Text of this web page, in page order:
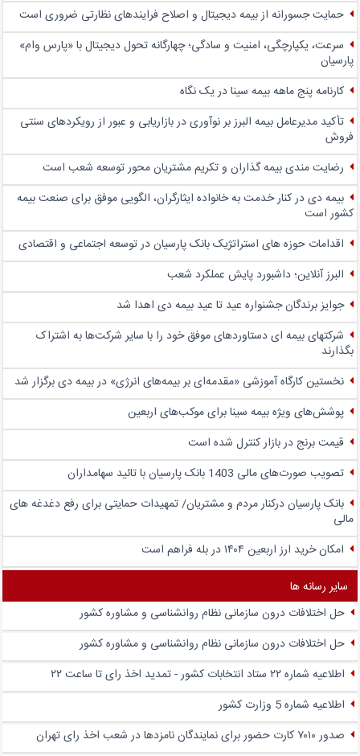
حمایت جسورانه از بیمه دیجیتال و اصلاح فرایندهای نظارتی ضروری است
سرعت، یکپارچگی، امنیت و سادگی؛ چهار‌گانه تحول دیجیتال با «پارس وام»
پارسیان
کارنامه پنج ماهه بیمه سینا در یک نگاه
تأکید مدیرعامل بیمه البرز بر نوآوری در بازاریابی و عبور از رویکردهای سنتی
فروش
رضایت مندی بیمه گذاران و تکریم مشتریان محور توسعه شعب است
بیمه دی در کنار خدمت به خانواده ایثارگران، الگویی موفق برای صنعت بیمه
کشور است
اقدامات حوزه های استراتژیک بانک پارسیان در توسعه اجتماعی و اقتصادی
البرز آنلاین؛ داشبورد پایش عملکرد شعب
جوایز برندگان جشنواره عید تا عید بیمه دی اهدا شد
شرکتهای بیمه ای دستاوردهای موفق خود را با سایر شرکت‌ها به اشتراک
بگذارند
نخستین کارگاه آموزشی «مقدمه‌ای بر بیمه‌های انرژی» در بیمه دی برگزار شد
پوشش‌های ویژه بیمه سینا برای موکب‌های اربعین
قیمت برنج در بازار کنترل شده است
تصویب صورت‌های مالی 1403 بانک پارسیان با تائید سهامداران
بانک پارسیان درکنار مردم و مشتریان/ تمهیدات حمایتی برای رفع دغدغه های
مالی
امکان خرید ارز اربعین ۱۴۰۴ در بله فراهم است
سایر رسانه ها
حل اختلافات درون سازمانی نظام روانشناسی و مشاوره کشور
حل اختلافات درون سازمانی نظام روانشناسی و مشاوره کشور
اطلاعیه شماره ۲۲ ستاد انتخابات کشور - تمدید اخذ رای تا ساعت ۲۲
اطلاعیه شماره 5 وزارت کشور
صدور ۷۰۱۰ کارت حضور برای نمایندگان نامزدها در شعب اخذ رای تهران